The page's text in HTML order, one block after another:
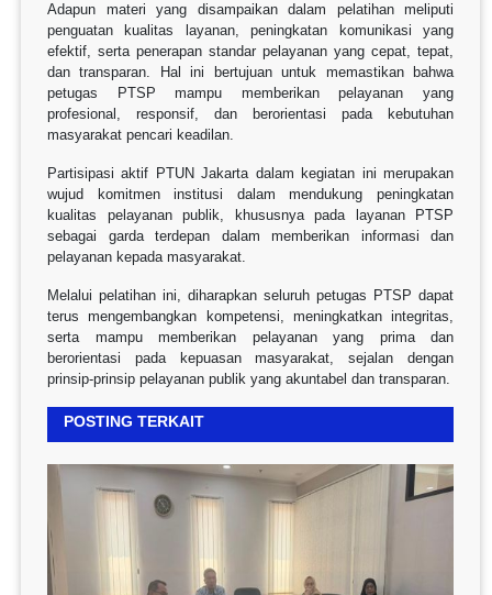
Adapun materi yang disampaikan dalam pelatihan meliputi
penguatan kualitas layanan, peningkatan komunikasi yang
efektif, serta penerapan standar pelayanan yang cepat, tepat,
dan transparan. Hal ini bertujuan untuk memastikan bahwa
petugas PTSP mampu memberikan pelayanan yang
profesional, responsif, dan berorientasi pada kebutuhan
masyarakat pencari keadilan.
Partisipasi aktif PTUN Jakarta dalam kegiatan ini merupakan
wujud komitmen institusi dalam mendukung peningkatan
kualitas pelayanan publik, khususnya pada layanan PTSP
sebagai garda terdepan dalam memberikan informasi dan
pelayanan kepada masyarakat.
Melalui pelatihan ini, diharapkan seluruh petugas PTSP dapat
terus mengembangkan kompetensi, meningkatkan integritas,
serta mampu memberikan pelayanan yang prima dan
berorientasi pada kepuasan masyarakat, sejalan dengan
prinsip-prinsip pelayanan publik yang akuntabel dan transparan.
POSTING TERKAIT